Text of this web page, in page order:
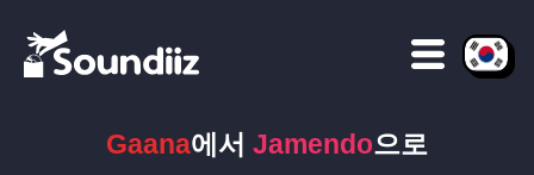
Gaana에서 Jamendo으로